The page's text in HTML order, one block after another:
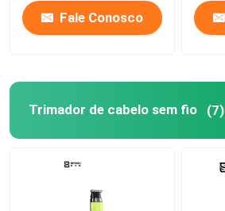
Cortador de cabelo comercial
Cortador de cabelo portátil
ajustador do corpo
Fale Conosco
Trimador de cabelo sem fio (7)